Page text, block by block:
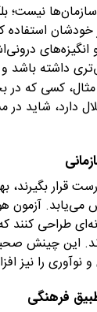
نیست؛
استفاده
انگیزه‌های
داشته باشد
مثال، کسی که
دارد، شاید در
قرار بگیرند،
می‌یابد. آزمون
طراحی کنند
این چینش
نوآوری را نیز